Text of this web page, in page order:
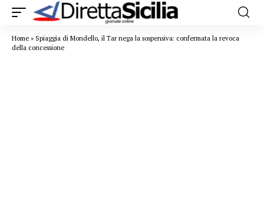
Home » Spiaggia di Mondello, il Tar nega la sospensiva: confermata la revoca
della concessione